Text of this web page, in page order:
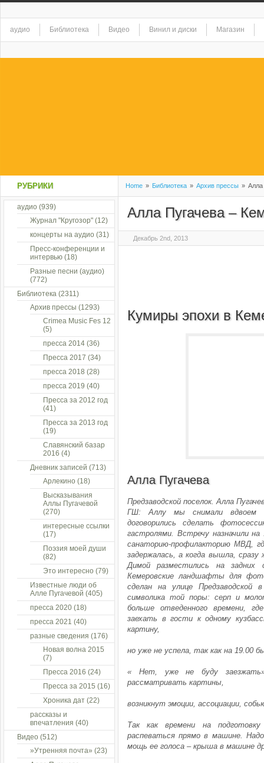
аудио Библиотека Видео Винил и диски Магазин
Home » Библиотека » Архив прессы » Алла
Алла Пугачева –
Декабрь 2nd, 2013
Кумиры эпохи в
Алла Пугачева
Предзаводской поселок. Алла
ГШ: Аллу мы снимали вдвоем
договорились сделать
гастролями. Встречу назначили
санаторию-профилакторию МВД,
задержалась, а когда вышла,
Димой разместились на задних
Кемеровские ландшафты для
сделан на улице Предзаводской
символика той поры: серп и
больше отведенного времени,
заехать в гости к одному
картину,
но уже не успела, так как на 19.00
« Нет, уже не буду
рассматривать картины,
возникнут эмоции, ассоциации,
Так как времени на
распеваться прямо в машине.
мощь ее голоса – крыша в машине
РУБРИКИ
аудио (939)
Журнал "Кругозор" (12)
концерты на аудио (31)
Пресс-конференции и
интервью (18)
Разные песни (аудио)
(772)
Библиотека (2311)
Архив прессы (1293)
Crimea Music Fes 12
(5)
пресса 2014 (36)
Пресса 2017 (34)
пресса 2018 (28)
пресса 2019 (40)
Пресса за 2012 год
(41)
Пресса за 2013 год
(19)
Славянский базар
2016 (4)
Дневник записей (713)
Арлекино (18)
Высказывания
Аллы Пугачевой
(270)
интересные ссылки
(17)
Поэзия моей души
(82)
Это интересно (79)
Известные люди об
Алле Пугачевой (405)
пресса 2020 (18)
пресса 2021 (40)
разные сведения (176)
Новая волна 2015
(7)
Пресса 2016 (24)
Пресса за 2015 (16)
Хроника дат (22)
рассказы и
впечатления (40)
Видео (512)
»Утренняя почта» (23)